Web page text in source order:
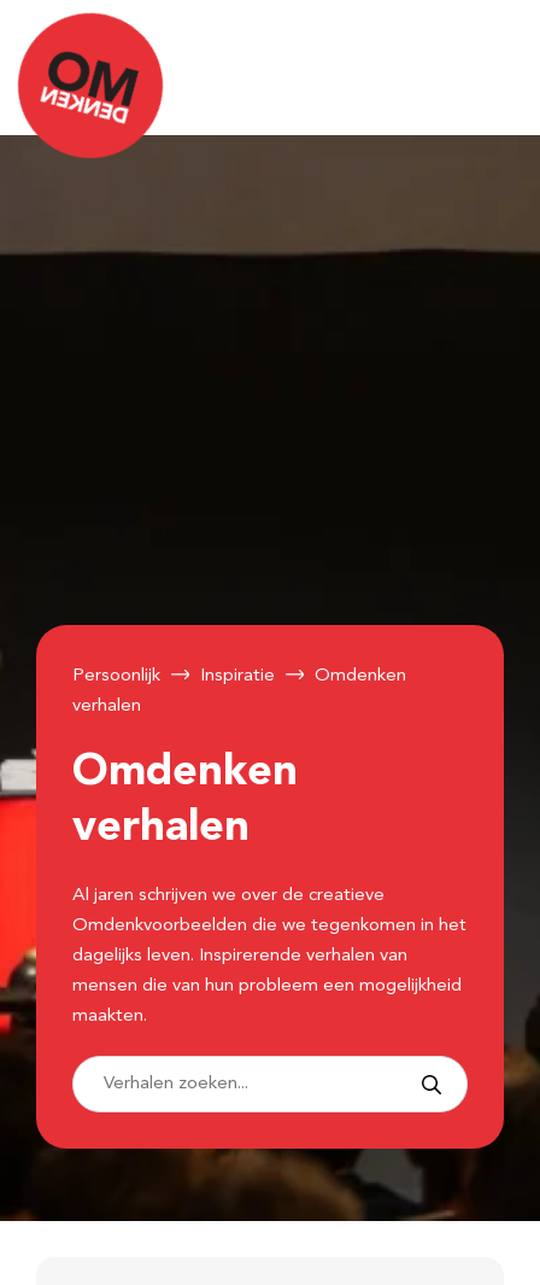
Persoonlijk Inspiratie
Omdenken
verhalen
Omdenken
verhalen
Al jaren schrijven we over de creatieve
Omdenkvoorbeelden die we tegenkomen in het
dagelijks leven. Inspirerende verhalen van
mensen die van hun probleem een mogelijkheid
maakten.